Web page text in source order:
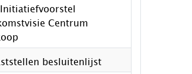
Initiatiefvoorstel
Centrum
besluitenlijst